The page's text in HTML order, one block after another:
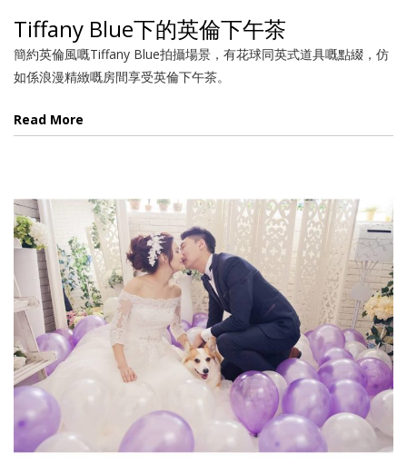
Tiffany Blue下的英倫下午茶
簡約英倫風嘅Tiffany Blue拍攝場景，有花球同英式道具嘅點綴，仿
如係浪漫精緻嘅房間享受英倫下午茶。
Read More